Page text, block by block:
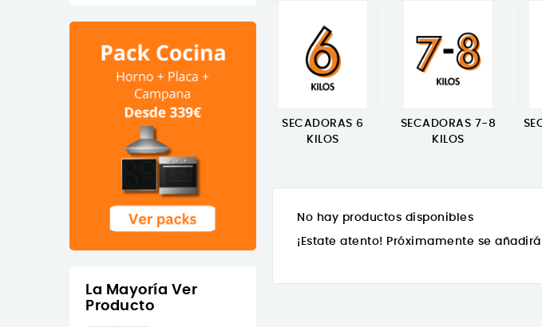
La Mayoría Ver
Producto
SECADORAS 6
KILOS
SECADORAS 7-8
KILOS
No hay productos disponibles
¡Estate atento! Próximamente se